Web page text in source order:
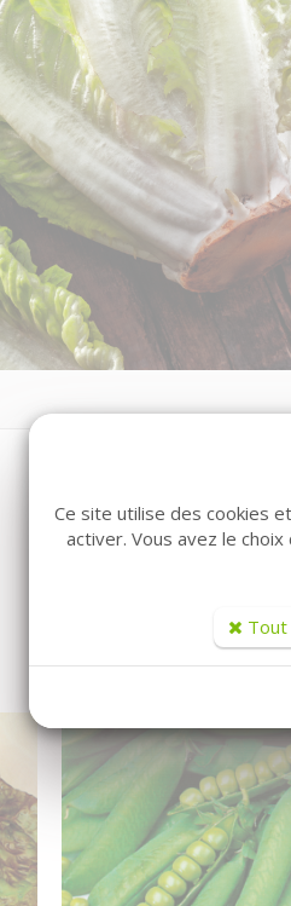
Ce site utilise des cookies
activer. Vous avez le